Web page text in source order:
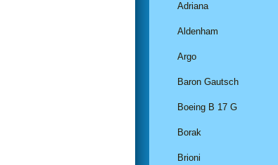
Adriana
Aldenham
Argo
Baron Gautsch
Boeing B 17 G
Borak
Brioni